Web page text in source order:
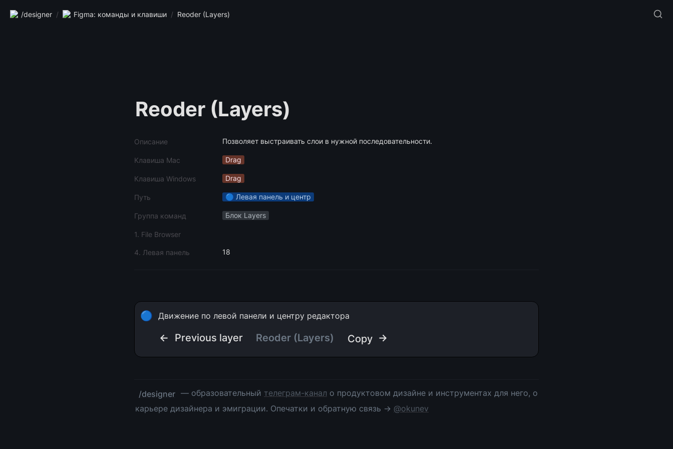
/designer / Figma: команды и клавиши / Reoder (Layers)
Reoder (Layers)
Описание Позволяет выстраивать слои в нужной последовательности.
Клавиша Mac Drag
Клавиша Windows Drag
Путь 🔵 Левая панель и центр
Группа команд Блок Layers
1. File Browser
4. Левая панель 18
🔵 Движение по левой панели и центру редактора
← Previous layer Reoder (Layers) Copy →
/designer — образовательный телеграм-канал о продуктовом дизайне и инструментах для него, о
карьере дизайнера и эмиграции. Опечатки и обратную связь → @okunev